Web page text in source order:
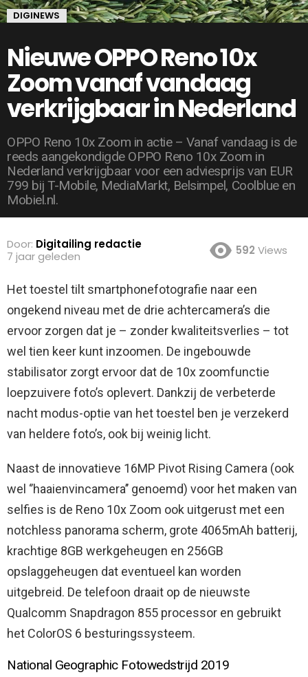
DIGINEWS
Nieuwe OPPO Reno 10x
Zoom vanaf vandaag
verkrijgbaar in Nederland
OPPO Reno 10x Zoom in actie – Vanaf vandaag is de
reeds aangekondigde OPPO Reno 10x Zoom in
Nederland verkrijgbaar voor een adviesprijs van EUR
799 bij T-Mobile, MediaMarkt, Belsimpel, Coolblue en
Mobiel.nl.
Door: Digitailing redactie
7 jaar geleden
592 Views
Het toestel tilt smartphonefotografie naar een
ongekend niveau met de drie achtercamera’s die
ervoor zorgen dat je – zonder kwaliteitsverlies – tot
wel tien keer kunt inzoomen. De ingebouwde
stabilisator zorgt ervoor dat de 10x zoomfunctie
loepzuivere foto’s oplevert. Dankzij de verbeterde
nacht modus-optie van het toestel ben je verzekerd
van heldere foto’s, ook bij weinig licht.
Naast de innovatieve 16MP Pivot Rising Camera (ook
wel ‘’haaienvincamera’’ genoemd) voor het maken van
selfies is de Reno 10x Zoom ook uitgerust met een
notchless panorama scherm, grote 4065mAh batterij,
krachtige 8GB werkgeheugen en 256GB
opslaggeheugen dat eventueel kan worden
uitgebreid. De telefoon draait op de nieuwste
Qualcomm Snapdragon 855 processor en gebruikt
het ColorOS 6 besturingssysteem.
National Geographic Fotowedstrijd 2019